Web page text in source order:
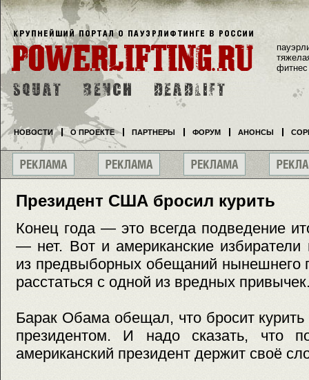
Президент США бросил курить
Конец года — это всегда подведение
— нет. Вот и американские
из предвыборных обещаний
расстаться с одной из вредных
Барак Обама обещал, что бросит курить
президентом. И надо сказать, что
американский президент держит своё
фитнес
НОВОСТИ О ПРОЕКТЕ ПАРТНЕРЫ ФОРУМ АНОНСЫ